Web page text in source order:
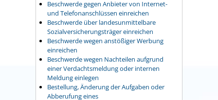
Beschwerde gegen Anbieter von Internet-
und Telefonanschlüssen einreichen
Beschwerde über landesunmittelbare
Sozialversicherungsträger einreichen
Beschwerde wegen anstößiger Werbung
einreichen
Beschwerde wegen Nachteilen aufgrund
einer Verdachtsmeldung oder internen
Meldung einlegen
Bestellung, Änderung der Aufgaben oder
Abberufung eines